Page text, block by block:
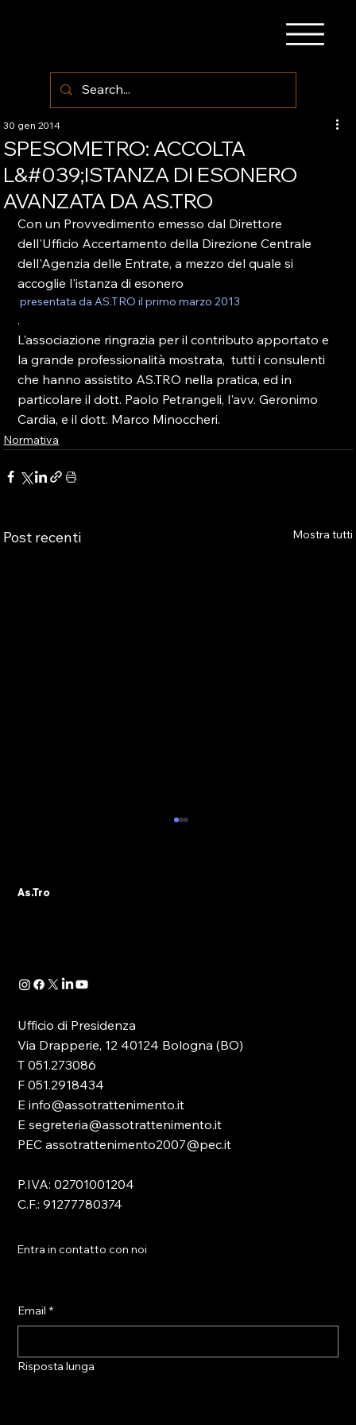
SPESOMETRO: ACCOLTA
L&#039;ISTANZA DI ESONERO
AVANZATA DA AS.TRO
30 gen 2014
Con un Provvedimento emesso dal Direttore
dell'Ufficio Accertamento della Direzione Centrale
dell'Agenzia delle Entrate, a mezzo del quale si
accoglie l'istanza di esonero
presentata da AS.TRO il primo marzo 2013
.
L'associazione ringrazia per il contributo apportato e
la grande professionalità mostrata,  tutti i consulenti
che hanno assistito AS.TRO nella pratica, ed in
particolare il dott. Paolo Petrangeli, l'avv. Geronimo
Cardia, e il dott. Marco Minoccheri.
Normativa
Post recenti Mostra tutti
rinnovo RIES 2016. l’Agenzia specifica che il...
As.Tro
Ufficio di Presidenza
Via Drapperie, 12 40124 Bologna (BO)
T 051.273086
F 051.2918434
E info@assotrattenimento.it
E segreteria@assotrattenimento.it
PEC assotrattenimento2007@pec.it
P.IVA: 02701001204
C.F.: 91277780374
Entra in contatto con noi
Email *
Risposta lunga